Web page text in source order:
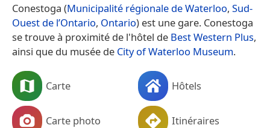
Conestoga (Municipalité régionale de Waterloo, Sud-
Ouest de l’Ontario, Ontario) est une gare. Conestoga
se trouve à proximité de l'hôtel de Best Western Plus,
ainsi que du musée de City of Waterloo Museum.
Carte Hôtels
Carte photo Itinéraires